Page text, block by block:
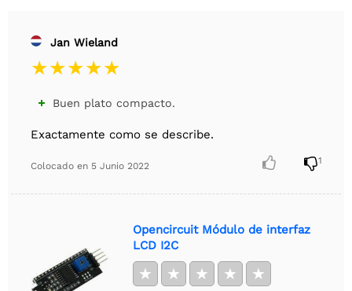
Jan Wieland
 Buen plato compacto.
Exactamente como se describe.
Colocado en 5 Junio 2022  1
Opencircuit Módulo de interfaz
LCD I2C
★ ★ ★ ★ ★